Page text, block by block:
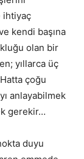
ihtiyaç
kendi başına
olan bir
yıllarca üç
çoğu
anlayabilmek
gerekir…
duyu